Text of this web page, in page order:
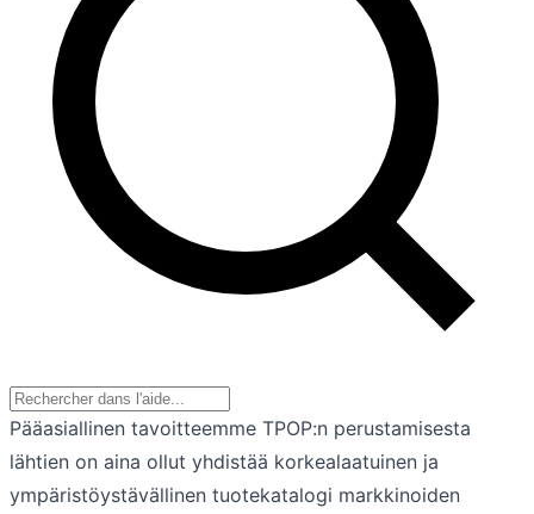
Pääasiallinen tavoitteemme TPOP:n perustamisesta
lähtien on aina ollut yhdistää korkealaatuinen ja
ympäristöystävällinen tuotekatalogi markkinoiden